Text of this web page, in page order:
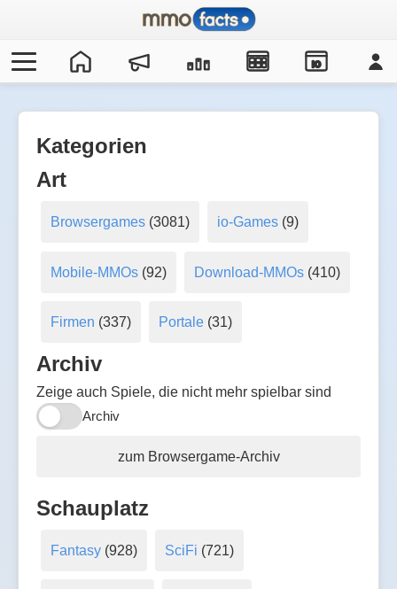
IO
Kategorien
Art
Browsergames(3081) io-Games (9)
Mobile-MMOs(92) Download-MMOs (410)
Firmen (337) Portale (31)
Archiv
Zeige auch Spiele, die nicht mehr spielbar sind
Archiv
zum Browsergame-Archiv
Schauplatz
Fantasy(928) SciFi (721)